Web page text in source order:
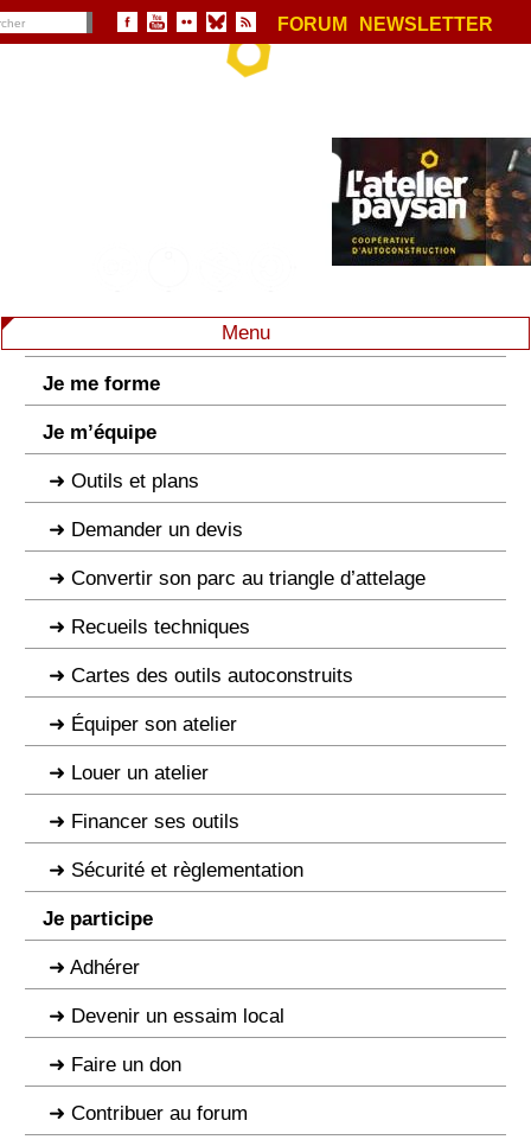
FORUM NEWSLETTER
Menu
Je me forme
Je m’équipe
Outils et plans
Demander un devis
Convertir son parc au triangle d’attelage
Recueils techniques
Cartes des outils autoconstruits
Équiper son atelier
Louer un atelier
Financer ses outils
Sécurité et règlementation
Je participe
Adhérer
Devenir un essaim local
Faire un don
Contribuer au forum